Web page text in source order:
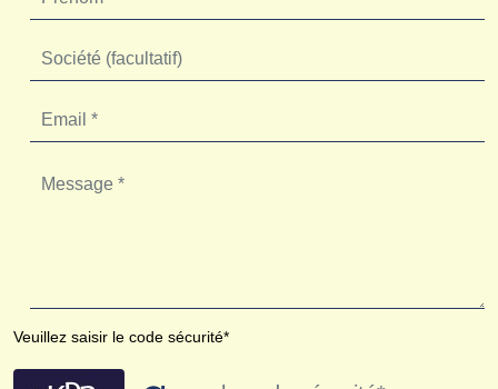
Veuillez saisir le code sécurité*